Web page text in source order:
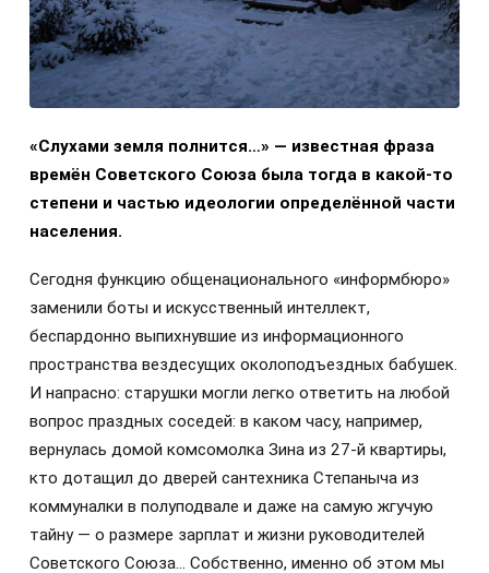
«Слухами земля полнится…» — известная фраза
времён Советского Союза была тогда в какой-то
степени и частью идеологии определённой части
населения.
Сегодня функцию общенационального «информбюро»
заменили боты и искусственный интеллект,
беспардонно выпихнувшие из информационного
пространства вездесущих околоподъездных бабушек.
И напрасно: старушки могли легко ответить на любой
вопрос праздных соседей: в каком часу, например,
вернулась домой комсомолка Зина из 27-й квартиры,
кто дотащил до дверей сантехника Степаныча из
коммуналки в полуподвале и даже на самую жгучую
тайну — о размере зарплат и жизни руководителей
Советского Союза… Собственно, именно об этом мы